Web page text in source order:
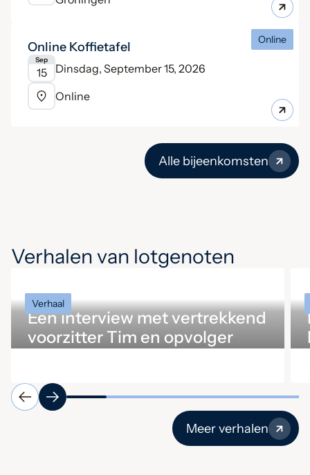
Online Koffietafel
Sep
15
Dinsdag, September 15, 2026
Online
Online
Alle bijeenkomsten
Verhalen van lotgenoten
Verhaal
Een interview met vertrekkend
voorzitter Tim en opvolger
Meer verhalen